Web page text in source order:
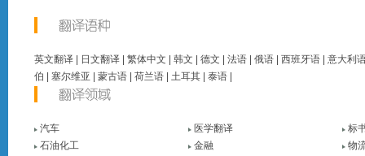
英文翻译 日文翻译 繁体中文 韩文 德文 法语 俄语 西班牙语
意大利
伯
塞尔维亚 蒙古语 荷兰语 土耳其 泰语
汽车 医学翻译
标
石油化工
金融
物